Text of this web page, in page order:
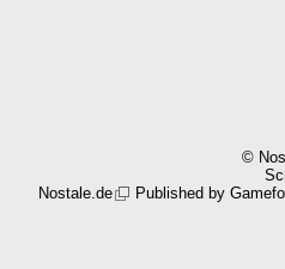
©
Nostale.de
Published by